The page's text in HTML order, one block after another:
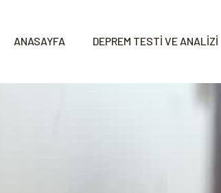
ANASAYFA DEPREM TESTİ VE ANALİZİ